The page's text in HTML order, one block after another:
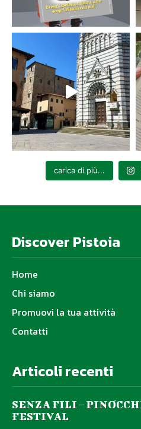
carica di più...
Discover Pistoia
Home
Chi siamo
Promuovi la tua attività
Contatti
Articoli recenti
SENZA FILI –
FESTIVAL